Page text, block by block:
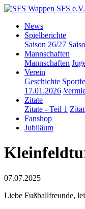
SFS e.V.
News
Spielberichte
Saison 26/27
Mannschaften
Mannschaften
Verein
Geschichte
17.01.2026
Zitate
Zitate - Teil 1
Fanshop
Jubiläum
07.07.2025
Liebe Fußballfreunde,